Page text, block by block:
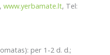
, www.yerbamate.lt, Tel:
per 1-2 d. d.;